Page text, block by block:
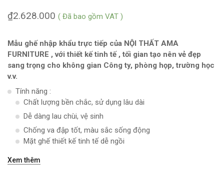
2.628.000
₫ ( Đã bao gồm VAT )
Mẫu ghế nhập khẩu trực tiếp của NỘI THẤT AMA
FURNITURE , với thiết kế tinh tế , tối gian tạo nên vẻ đẹp
sang trọng cho không gian Công ty, phòng họp, trường học
v.v.
Tính năng :
Chất lượng bền chắc, sử dụng lâu dài
Dễ dàng lau chùi, vệ sinh
Chống va đập tốt, màu sắc sống động
Mặt ghế thiết kế tinh tế dễ ngồi
Xem thêm